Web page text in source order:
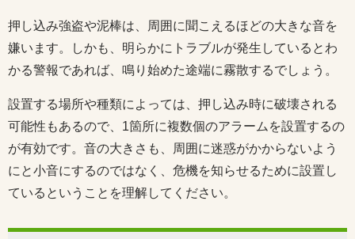
押し込み強盗や泥棒は、周囲に聞こえるほどの大きな音を
嫌います。しかも、明らかにトラブルが発生しているとわ
かる警報であれば、鳴り始めた途端に霧散するでしょう。
設置する場所や種類によっては、押し込み時に破壊される
可能性もあるので、1箇所に複数個のアラームを設置するの
が有効です。音の大きさも、周囲に迷惑がかからないよう
にと小音にするのではなく、危機を知らせるために設置し
ているということを理解してください。